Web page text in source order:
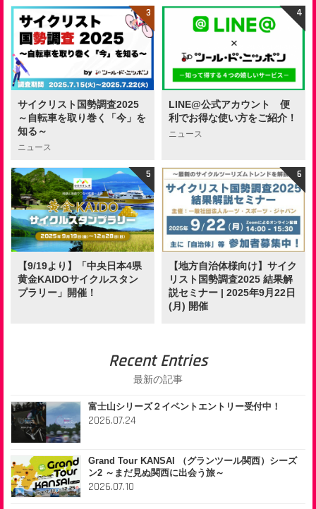
サイクリスト国勢調査2025
～自転車を取り巻く「今」を
知る～
ニュース
LINE@公式アカウント 便
利でお得な使い方をご紹介！
ニュース
【9/19より】「中央日本4県
黄金KAIDOサイクルスタン
プラリー」開催！
【地方自治体様向け】サイク
リスト国勢調査2025 結果解
説セミナー | 2025年9月22日
(月) 開催
Recent Entries
最新の記事
富士山シリーズ２イベントエントリー受付中！
2026.07.24
Grand Tour KANSAI （グランツール関西）シーズ
ン2 ～まだ見ぬ関西に出会う旅～
2026.07.10